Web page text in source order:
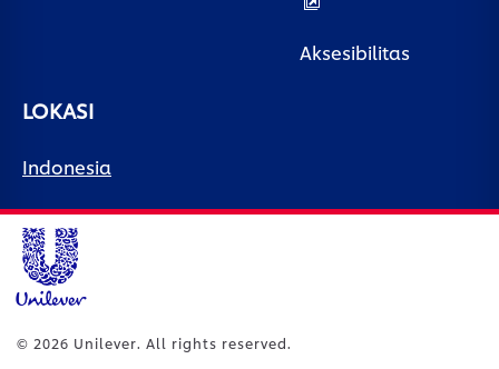
Aksesibilitas
LOKASI
Indonesia
© 2026 Unilever. All rights reserved.